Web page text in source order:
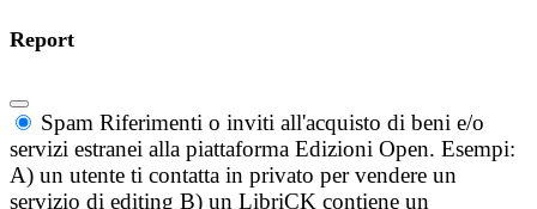
Report
Spam Riferimenti o inviti all'acquisto di beni e/o
servizi estranei alla piattaforma Edizioni Open. Esempi:
A) un utente ti contatta in privato per vendere un
servizio di editing B) un LibriCK contiene un